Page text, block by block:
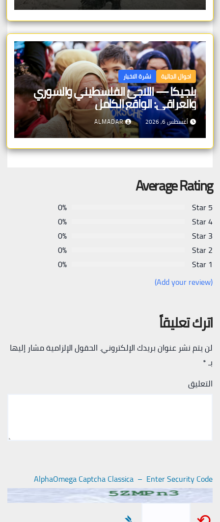
احوال الجالية نشرة الاخبار
بلجيكا — اللاجئ الفلسطيني والسوري
والعراقي: الواقع الكامل
أغسطس 6, 2026 ALMADAR
Average Rating
5 Star
0%
4 Star
0%
3 Star
0%
2 Star
0%
1 Star
0%
(Add your review)
اترك تعليقاً
لن يتم نشر عنوان بريدك الإلكتروني. الحقول الإلزامية مشار إليها
بـ*
التعليق
AlphaOmega Captcha Classica – Enter Security Code